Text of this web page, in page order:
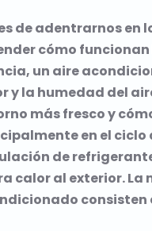
de adentrarnos en
cómo
un aire
y la humedad del
más fresco y
en el
de
calor al exterior. La
consisten